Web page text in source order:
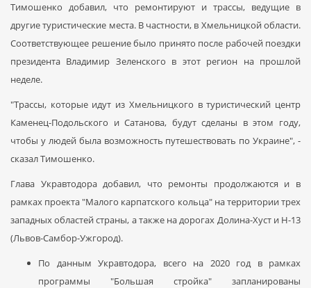
Тимошенко добавил, что ремонтируют и трассы, ведущие в
другие туристические места. В частности, в Хмельницкой области.
Соответствующее решение было принято после рабочей поездки
президента Владимир Зеленского в этот регион на прошлой
неделе.
"Трассы, которые идут из Хмельницкого в туристический центр
Каменец-Подольского и Сатанова, будут сделаны в этом году,
чтобы у людей была возможность путешествовать по Украине", -
сказал Тимошенко.
Глава Укравтодора добавил, что ремонты продолжаются и в
рамках проекта "Малого карпатского кольца"на территории трех
западных областей страны, а также на дорогах Долина-Хуст и Н-13
(Львов-Самбор-Ужгород).
По данным Укравтодора, всего на 2020 год в рамках
программы "Большая стройка" запланированы